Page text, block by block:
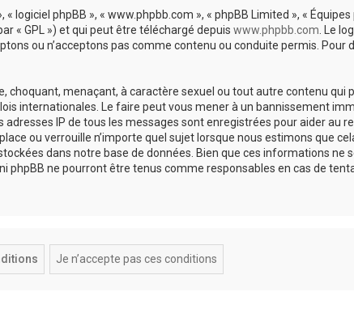
logiciel phpBB », « www.phpbb.com », « phpBB Limited », «
« GPL ») et qui peut être téléchargé depuis www.phpbb.com . Le
ou n’acceptons pas comme contenu ou conduite permis.
menaçant, à caractère sexuel ou tout autre contenu qui
internationales. Le faire peut vous mener à un bannissement
IP de tous les messages sont enregistrées pour aider au
ou verrouille n’importe quel sujet lorsque nous estimons que
dans notre base de données. Bien que ces informations ne
phpBB ne pourront être tenus comme responsables en cas de